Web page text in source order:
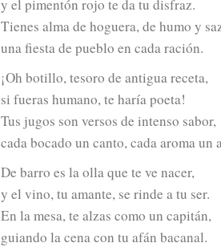
y el pimentón rojo te da tu disfraz.
Tienes alma de hoguera, de humo y
una fiesta de pueblo en cada ración.
¡Oh botillo, tesoro de antigua receta,
si fueras humano, te haría poeta!
Tus jugos son versos de intenso sabor,
cada bocado un canto, cada aroma un
De barro es la olla que te ve nacer,
y el vino, tu amante, se rinde a tu ser.
En la mesa, te alzas como un capitán,
guiando la cena con tu afán bacanal.